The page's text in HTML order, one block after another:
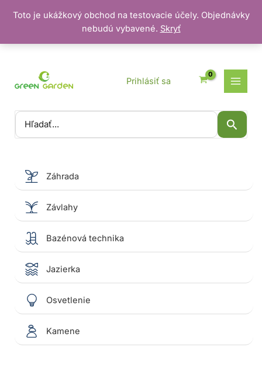
Toto je ukážkový obchod na testovacie účely. Objednávky
nebudú vybavené. Skryť
Vyhľadať:
Prihlásiť sa
Záhrada
Závlahy
Bazénová technika
Jazierka
Osvetlenie
Kamene